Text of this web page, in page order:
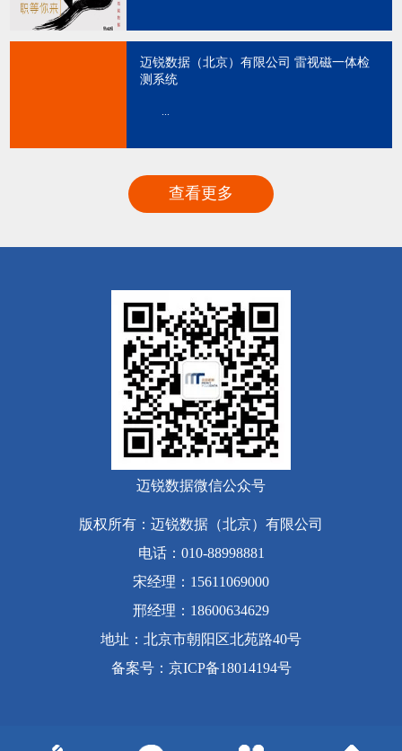
迈锐数据（北京）有限公司 雷视磁一体检
测系统
...
查看更多
迈锐数据微信公众号
版权所有：迈锐数据（北京）有限公司
电话：010-88998881
宋经理：15611069000
邢经理：18600634629
地址：北京市朝阳区北苑路40号
备案号： 京ICP备18014194号